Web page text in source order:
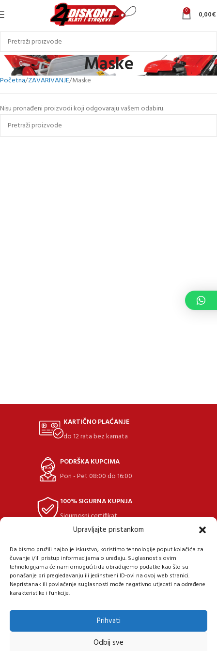
Upravljajte pristankom
Da bismo pružili najbolje iskustvo, koristimo tehnologije poput kolačića za
čuvanje i/ili pristup informacijama o uređaju. Suglasnost s ovim
tehnologijama će nam omogućiti da obrađujemo podatke kao što su
ponašanje pri pregledavanju ili jedinstveni ID-ovi na ovoj web stranici.
Nepristanak ili povlačenje suglasnosti može negativno utjecati na određene
karakteristike i funkcije.
Prihvati
Odbij sve
0 0,00€
Maske
Početna ZAVARIVANJE Maske
Nisu pronađeni proizvodi koji odgovaraju vašem odabiru.
KARTIČNO PLAĆANJE
do 12 rata bez kamata
PODRŠKA KUPCIMA
Pon - Pet 08:00 do 16:00
100% SIGURNA KUPNJA
Sigurnosni certifikat
u roku 14 dana
Samoborska cesta 9, 10434 Strmec Samoborski
Tel: +385 (91) 40 40 338